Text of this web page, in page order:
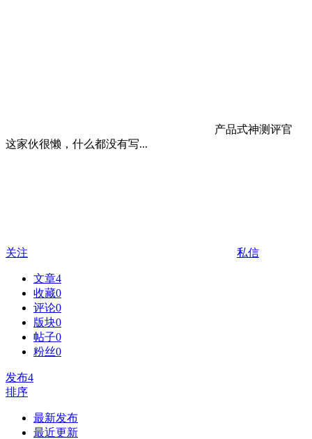
产品式神测评官
这家伙很懒，什么都没有写...
关注 私信
文章4
收藏0
评论0
版块0
帖子0
粉丝0
发布4
排序
最新发布
最近更新